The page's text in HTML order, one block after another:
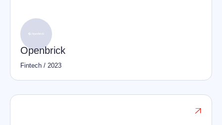
Openbrick
Fintech / 2023
